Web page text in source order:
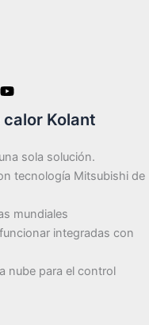
Kolant
sola solución.
tecnología Mitsubishi de
mundiales
integradas con
nube para el control